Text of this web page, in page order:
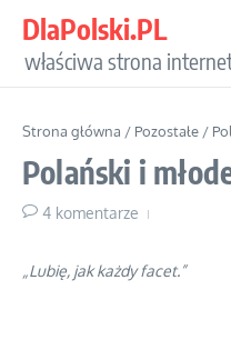
DlaPolski.PL
właściwa strona
Strona główna / Pozostałe /
Polański i
4 komentarze
„Lubię, jak każdy facet.”